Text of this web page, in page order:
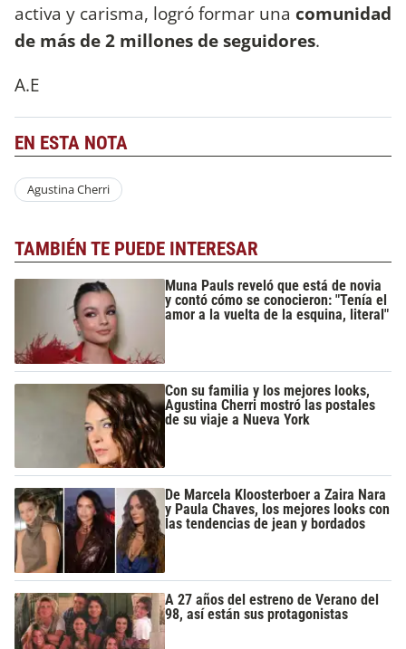
activa y carisma, logró formar una comunidad
de más de 2 millones de seguidores.
A.E
EN ESTA NOTA
Agustina Cherri
TAMBIÉN TE PUEDE INTERESAR
Muna Pauls reveló que está de novia
y contó cómo se conocieron: "Tenía el
amor a la vuelta de la esquina, literal"
Con su familia y los mejores looks,
Agustina Cherri mostró las postales
de su viaje a Nueva York
De Marcela Kloosterboer a Zaira Nara
y Paula Chaves, los mejores looks con
las tendencias de jean y bordados
A 27 años del estreno de Verano del
98, así están sus protagonistas